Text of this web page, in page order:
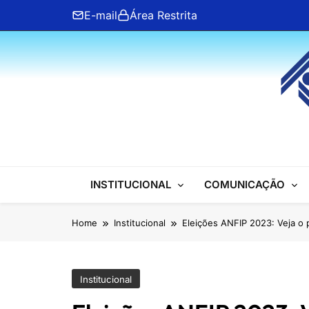
content
E-mail Área Restrita
ANFIP Nacional
INSTITUCIONAL COMUNICAÇÃO
Home Institucional Eleições ANFIP 2023: Veja
Institucional